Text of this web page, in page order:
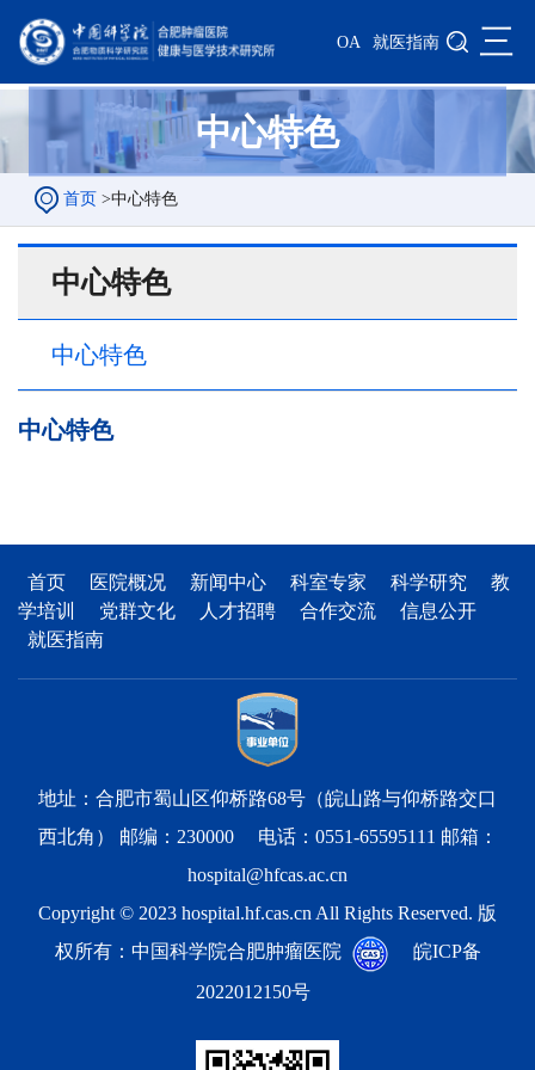
OA 就医指南 三
中心特色
首页 >中心特色
中心特色
中心特色
中心特色
首页 医院概况 新闻中心 科室专家 科学研究
教
学培训
党群文化 人才招聘 合作交流
信息公开
就医指南
地址：合肥市蜀山区仰桥路68号（皖山路与仰桥路交口
西北角） 邮编：230000 电话：0551-65595111 邮箱：
hospital@hfcas.ac.cn
Copyright © 2023 hospital.hf.cas.cn All Rights Reserved. 版
权所有：中国科学院合肥肿瘤医院
皖ICP备
2022012150号